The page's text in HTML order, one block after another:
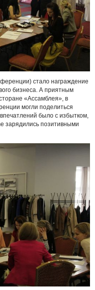
стало награждение
бизнеса. А приятным
«Ассамблея», в
могли поделиться
было с избытком,
зарядились позитивными